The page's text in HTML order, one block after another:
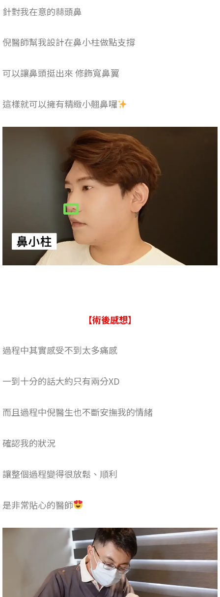
針對我在意的蒜頭鼻
倪醫師幫我設計在鼻小柱做點支撐
可以讓鼻頭挺出來 修飾寬鼻翼
這樣就可以擁有精緻小翹鼻囉
【術後感想】
過程中其實感受不到太多痛感
一到十分的話大約只有兩分XD
而且過程中倪醫生也不斷安撫我的情緒
確認我的狀況
讓整個過程變得很放鬆、順利
是非常貼心的醫師